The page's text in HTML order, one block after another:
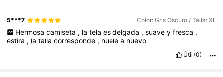
5***7 Color: Gris Oscuro / Talla: XL
Hermosa camiseta , la tela es delgada , suave y fresca ,
estira , latallacorresponde , huelea nuevo
Útil (0)